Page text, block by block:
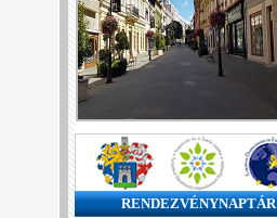
RENDEZVÉNYNAPTÁR